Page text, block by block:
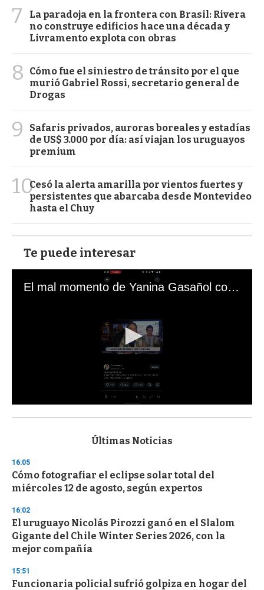
7
La paradoja en la frontera con Brasil: Rivera
no construye edificios hace una década y
Livramento explota con obras
8
Cómo fue el siniestro de tránsito por el que
murió Gabriel Rossi, secretario general de
Drogas
9
Safaris privados, auroras boreales y estadías
de US$ 3.000 por día: así viajan los uruguayos
premium
10Cesó la alerta amarilla por vientos fuertes y
persistentes que abarcaba desde Montevideo
hasta el Chuy
Te puede interesar
El mal momento de Yanina Gasañol con un hincha argentino en "Subrayado"
s
d
s
o
f
3
s
e
c
o
d
s
Últimas Noticias
16:05
Cómo fotografiar el eclipse solar total del
miércoles 12 de agosto, según expertos
16:02
El uruguayo Nicolás Pirozzi ganó en el Slalom
Gigante del Chile Winter Series 2026, con la
mejor compañía
15:51
Funcionaria policial sufrió golpiza en hogar del